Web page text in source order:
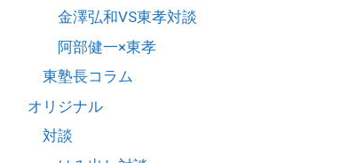
金澤弘和VS東孝対談
阿部健一×東孝
東塾長コラム
オリジナル
対談